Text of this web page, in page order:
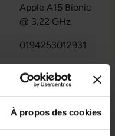
À propos des cookies
Apple A15 Bionic
@ 3,22 GHz
0194253012931
7,3 mm
0,144 kg